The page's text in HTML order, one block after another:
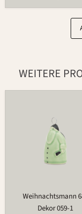
WEITERE
Weihnachtsmann
Dekor 059-1